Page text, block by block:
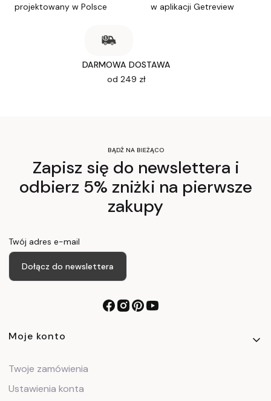
projektowany w Polsce
w aplikacji Getreview
DARMOWA DOSTAWA
od 249 zł
BĄDŹ NA BIEŻĄCO
Zapisz się do newslettera i
odbierz 5% zniżki na pierwsze
zakupy
Twój adres e-mail
Dołącz do newslettera
Linki w stopce
Moje konto
Twoje zamówienia
Ustawienia konta